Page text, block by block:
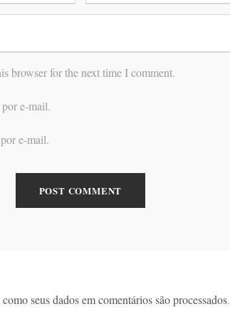
browser for the next time I comment.
e-mail.
e-mail.
seus dados em comentários são processados.